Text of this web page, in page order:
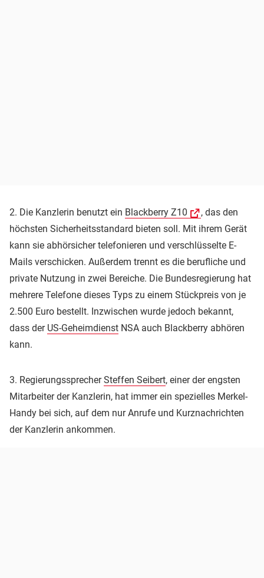
2. Die Kanzlerin benutzt ein Blackberry Z10
, das den
höchsten Sicherheitsstandard bieten soll. Mit ihrem Gerät
kann sie abhörsicher telefonieren und verschlüsselte E-
Mails verschicken. Außerdem trennt es die berufliche und
private Nutzung in zwei Bereiche. Die Bundesregierung hat
mehrere Telefone dieses Typs zu einem Stückpreis von je
2.500 Euro bestellt. Inzwischen wurde jedoch bekannt,
dass der US-Geheimdienst NSA auch Blackberry abhören
kann.
3. RegierungssprecherSteffen Seibert, einer der engsten
Mitarbeiter der Kanzlerin, hat immer ein spezielles Merkel-
Handy bei sich, auf dem nur Anrufe und Kurznachrichten
der Kanzlerin ankommen.